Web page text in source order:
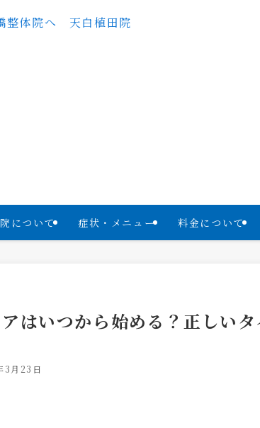
について 症状・メニュー 料金について
はいつから始める？正しい
3月23日